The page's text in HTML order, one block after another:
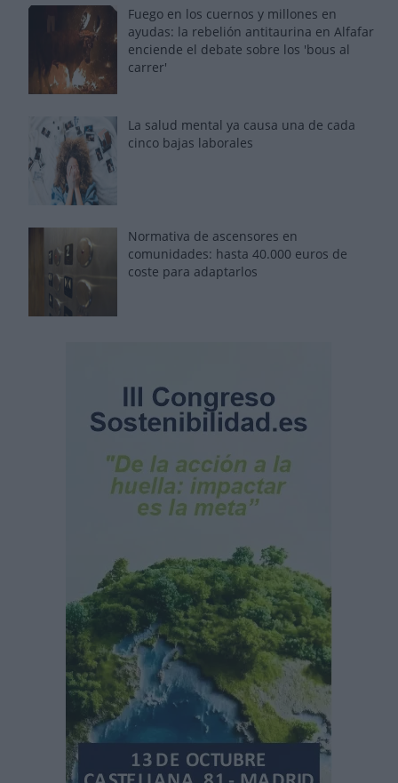
Fuego en los cuernos y millones en
ayudas: la rebelión antitaurina en Alfafar
enciende el debate sobre los 'bous al
carrer'
La salud mental ya causa una de cada
cinco bajas laborales
Normativa de ascensores en
comunidades: hasta 40.000 euros de
coste para adaptarlos